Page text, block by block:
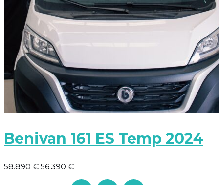
Benivan 161 ES Temp 2024
58.890 € 56.390 €